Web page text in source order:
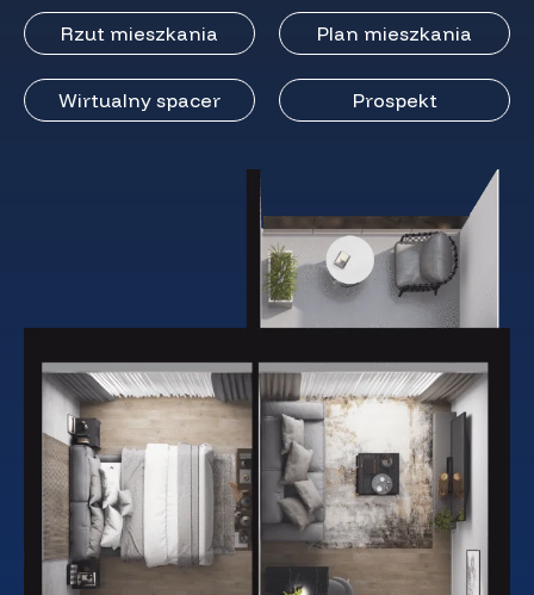
Rzut mieszkania Plan mieszkania
Wirtualny spacer Prospekt